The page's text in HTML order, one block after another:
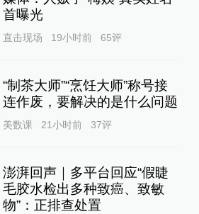
首曝光
直击现场 19小时前 65评
“制茶大师”“烹饪大师”称号接
连作废，要解决的是什么问题
美数课 21小时前 37评
澎湃回声｜多平台回应“假睫
毛胶水检出多种致癌、致敏
物”：正排查处置